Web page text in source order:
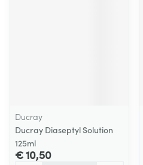
Ducray
Ducray Diaseptyl Solution
125ml
€ 10,50